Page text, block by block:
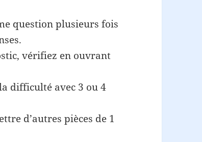
question plusieurs fois
vérifiez en ouvrant
difficulté avec 3 ou 4
d’autres pièces de 1